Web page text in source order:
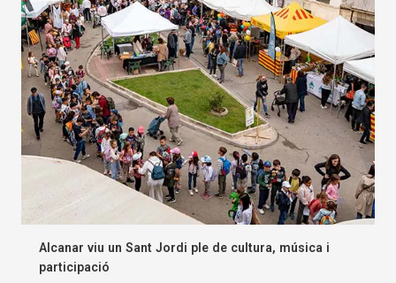
Alcanar viu un Sant Jordi ple de cultura, música i
participació